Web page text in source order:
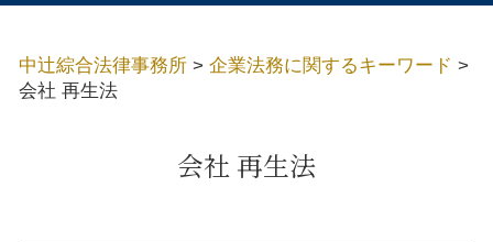
中辻綜合法律事務所 > 企業法務に関するキーワード >
会社 再生法
会社 再生法